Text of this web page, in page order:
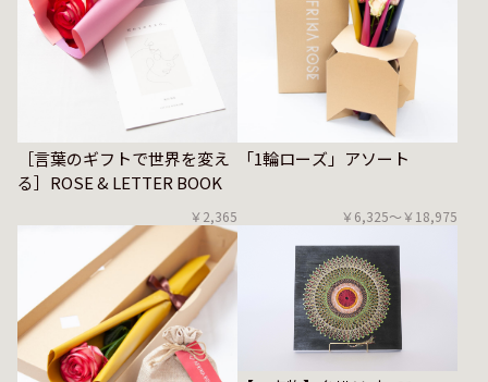
［言葉のギフトで世界を変え
る］ROSE & LETTER BOOK
￥2,365
「1輪ローズ」アソート
￥6,325〜￥18,975